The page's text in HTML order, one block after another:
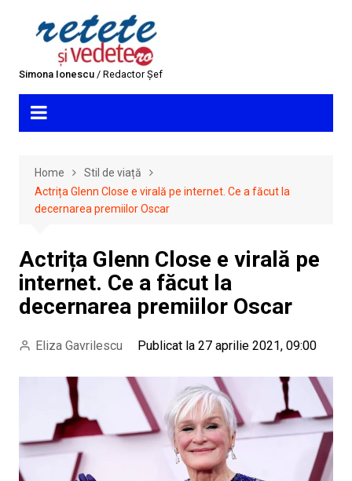
Simona Ionescu/ Redactor Șef
Home
Stil de viață
Actrița Glenn Close e virală pe internet. Ce a făcut la
decernarea premiilor Oscar
Actrița Glenn Close e virală pe
internet. Ce a făcut la
decernarea premiilor Oscar
Eliza Gavrilescu Publicat la 27 aprilie 2021, 09:00